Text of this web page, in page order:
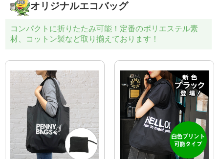
オリジナルエコバッグ
コンパクトに折りたたみ可能！定番のポリエステル素
材、コットン製など取り揃えております！